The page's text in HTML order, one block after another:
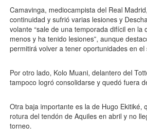
Camavinga, mediocampista del Real
continuidad y sufrió varias lesiones y
volante “sale de una temporada difícil en la
menos y ha tenido lesiones”, aunque
permitirá volver a tener oportunidades en el
Por otro lado, Kolo Muani, delantero del
tampoco logró consolidarse y quedó fuera
Otra baja importante es la de Hugo Ekitiké,
rotura del tendón de Aquiles en abril y no
torneo.